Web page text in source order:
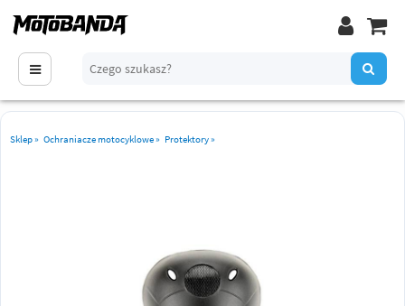
Sklep» Ochraniacze motocyklowe» Protektory»